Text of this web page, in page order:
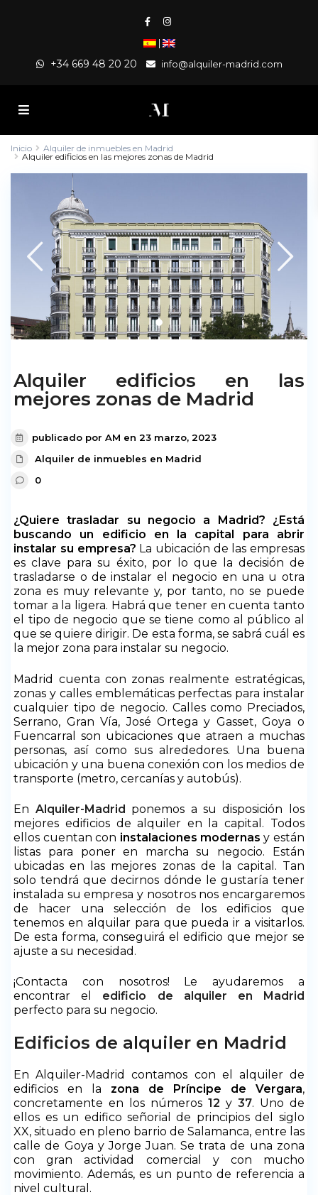
|
+34 669 48 20 20 info@alquiler-madrid.com
Inicio
Alquiler de inmuebles en Madrid
Alquiler edificios en las mejores zonas de Madrid
Alquiler edificios en las
mejores zonas de Madrid
publicado por AM en 23 marzo, 2023
Alquiler de inmuebles en Madrid
0
¿Quiere trasladar su negocio a Madrid? ¿Está
buscando un edificio en la capital para abrir
instalar su empresa? La ubicación de las empresas
es clave para su éxito, por lo que la decisión de
trasladarse o de instalar el negocio en una u otra
zona es muy relevante y, por tanto, no se puede
tomar a la ligera. Habrá que tener en cuenta tanto
el tipo de negocio que se tiene como al público al
que se quiere dirigir. De esta forma, se sabrá cuál es
la mejor zona para instalar su negocio.
Madrid cuenta con zonas realmente estratégicas,
zonas y calles emblemáticas perfectas para instalar
cualquier tipo de negocio. Calles como Preciados,
Serrano, Gran Vía, José Ortega y Gasset, Goya o
Fuencarral son ubicaciones que atraen a muchas
personas, así como sus alrededores. Una buena
ubicación y una buena conexión con los medios de
transporte (metro, cercanías y autobús).
En Alquiler-Madrid ponemos a su disposición los
mejores edificios de alquiler en la capital. Todos
ellos cuentan con instalaciones modernas y están
listas para poner en marcha su negocio. Están
ubicadas en las mejores zonas de la capital. Tan
solo tendrá que decirnos dónde le gustaría tener
instalada su empresa y nosotros nos encargaremos
de hacer una selección de los edificios que
tenemos en alquilar para que pueda ir a visitarlos.
De esta forma, conseguirá el edificio que mejor se
ajuste a su necesidad.
¡Contacta con nosotros! Le ayudaremos a
encontrar el edificio de alquiler en Madrid
perfecto para su negocio.
Edificios de alquiler en Madrid
En Alquiler-Madrid contamos con el alquiler de
edificios en la zona de Príncipe de Vergara,
concretamente en los números 12 y 37. Uno de
ellos es un edifico señorial de principios del siglo
XX, situado en pleno barrio de Salamanca, entre las
calle de Goya y Jorge Juan. Se trata de una zona
con gran actividad comercial y con mucho
movimiento. Además, es un punto de referencia a
nivel cultural.